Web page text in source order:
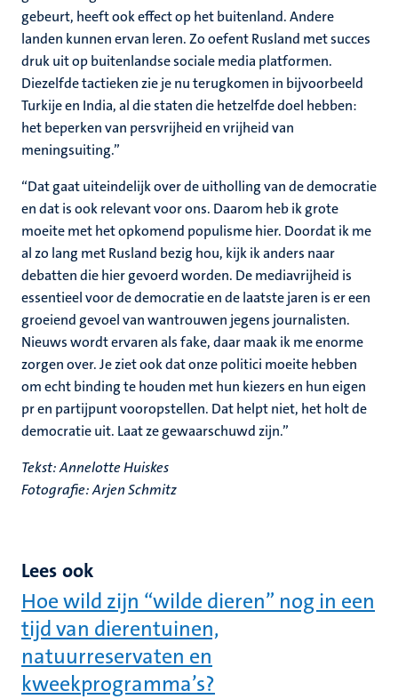
gebeurt, heeft ook effect op het buitenland. Andere
landen kunnen ervan leren. Zo oefent Rusland met succes
druk uit op buitenlandse sociale media platformen.
Diezelfde tactieken zie je nu terugkomen in bijvoorbeeld
Turkije en India, al die staten die hetzelfde doel hebben:
het beperken van persvrijheid en vrijheid van
meningsuiting.”
“Dat gaat uiteindelijk over de uitholling van de democratie
en dat is ook relevant voor ons. Daarom heb ik grote
moeite met het opkomend populisme hier. Doordat ik me
al zo lang met Rusland bezig hou, kijk ik anders naar
debatten die hier gevoerd worden. De mediavrijheid is
essentieel voor de democratie en de laatste jaren is er een
groeiend gevoel van wantrouwen jegens journalisten.
Nieuws wordt ervaren als fake, daar maak ik me enorme
zorgen over. Je ziet ook dat onze politici moeite hebben
om echt binding te houden met hun kiezers en hun eigen
pr en partijpunt vooropstellen. Dat helpt niet, het holt de
democratie uit. Laat ze gewaarschuwd zijn.”
Tekst: Annelotte Huiskes
Fotografie: Arjen Schmitz
Lees ook
Hoe wild zijn “wilde dieren” nog in een
tijd van dierentuinen,
natuurreservaten en
kweekprogramma’s?